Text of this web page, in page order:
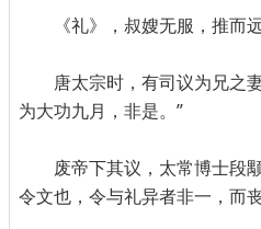
《礼》，叔嫂无服，推而
唐太宗时，有司议为兄之
为大功九月，非是。”
废帝下其议，太常博士段
令文也，令与礼异者非一，而